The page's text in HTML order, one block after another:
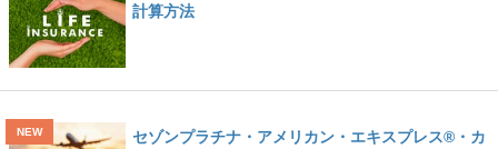
計算方法
セゾンプラチナ・アメリカン・エキスプレス®・カ